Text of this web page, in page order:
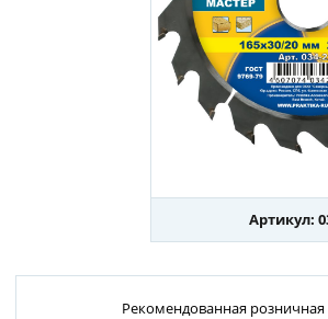
Артикул:
Рекомендованная розничная